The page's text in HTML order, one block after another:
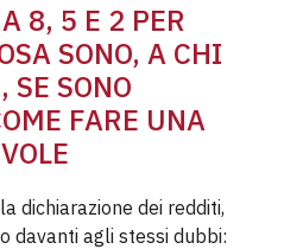
8, 5 E 2 PER
SONO, A CHI
SE SONO
FARE UNA
dichiarazione dei redditi,
davanti agli stessi dubbi: